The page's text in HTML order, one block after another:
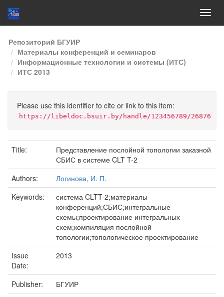
Skip
navigation
Репозиторий БГУИР
Материалы конференций и семинаров
Информационные технологии и системы (ИТС)
ИТС 2013
Please use this identifier to cite or link to this item:
https://libeldoc.bsuir.by/handle/123456789/26876
Title:
Представление послойной топологии заказной
СБИС в системе CLT T-2
Authors:
Логинова, И. П.
Keywords:
система CLTT-2;материалы
конференций;СБИС;интегральные
схемы;проектирование интегральных
схем;компиляция послойной
топологии;топологическое проектирование
Issue
Date:
2013
Publisher:
БГУИР